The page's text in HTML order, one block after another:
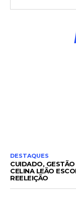
DESTAQUES
CUIDADO,
CELINA LEÃO
REELEIÇÃO